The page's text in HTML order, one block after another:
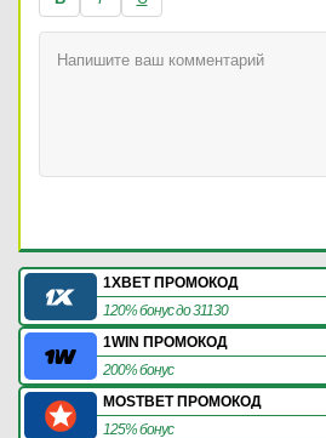
1XBET ПРОМОКОД
120% бонус до 31130
1WIN ПРОМОКОД
200% бонус
MOSTBET ПРОМОКОД
125% бонус